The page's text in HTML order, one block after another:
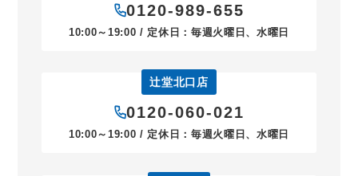
0120-989-655
10:00～19:00 / 定休日：毎週火曜日、水曜日
辻堂北口店
0120-060-021
10:00～19:00 / 定休日：毎週火曜日、水曜日